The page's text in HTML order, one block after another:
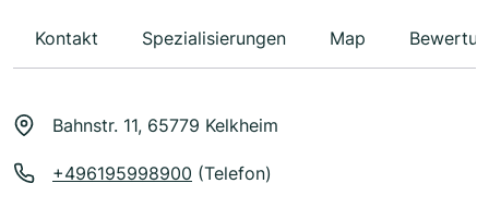
Kontakt Spezialisierungen Map
Bahnstr. 11, 65779 Kelkheim
+496195998900 (Telefon)